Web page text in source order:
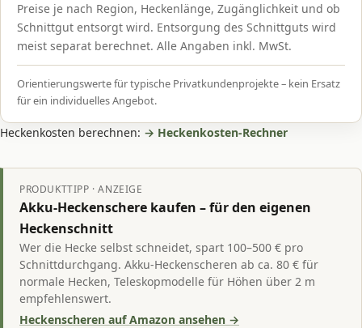
Preise je nach Region, Heckenlänge, Zugänglichkeit und ob
Schnittgut entsorgt wird. Entsorgung des Schnittguts wird
meist separat berechnet. Alle Angaben inkl. MwSt.
Orientierungswerte für typische Privatkundenprojekte – kein Ersatz
für ein individuelles Angebot.
Heckenkosten berechnen: → Heckenkosten-Rechner
PRODUKTTIPP · ANZEIGE
Akku-Heckenschere kaufen – für den eigenen
Heckenschnitt
Wer die Hecke selbst schneidet, spart 100–500 € pro
Schnittdurchgang. Akku-Heckenscheren ab ca. 80 € für
normale Hecken, Teleskopmodelle für Höhen über 2 m
empfehlenswert.
Heckenscheren auf Amazon ansehen →